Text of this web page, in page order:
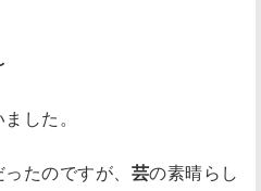
した。
たのですが、 芸の素晴らし